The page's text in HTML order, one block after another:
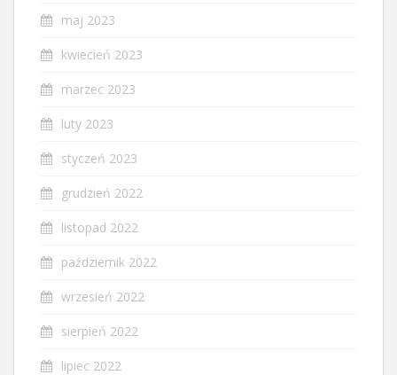
maj 2023
kwiecień 2023
marzec 2023
luty 2023
styczeń 2023
grudzień 2022
listopad 2022
październik 2022
wrzesień 2022
sierpień 2022
lipiec 2022